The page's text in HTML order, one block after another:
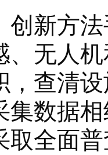
方法
、无人
，查清
集数据
取全面